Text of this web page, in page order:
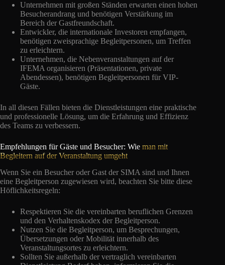
Unternehmen mit großen Ständen erwarten einen hohen
Besucherandrang und benötigen Verstärkung im
Bereich der Gastfreundschaft.
Entwickler, die internationale Investoren empfangen,
benötigen zweisprachige Begleitpersonen, um Treffen
zu erleichtern.
Unternehmen, die Nebenveranstaltungen auf der
IFEMA organisieren (Präsentationen, private
Abendessen), benötigen Begleitpersonen für VIP-
Gäste.
In all diesen Fällen bieten die Dienstleistungen eine praktische
und professionelle Lösung, um die Erfahrung und Effizienz
des Teams zu verbessern.
Empfehlungen für Gäste und Besucher: Wie man mit
Begleitern auf der Veranstaltung umgeht
Wenn Sie ein Besucher oder Gast der SIMA sind und Ihnen
eine Begleitperson zugewiesen wird, beachten Sie bitte diese
Höflichkeitsregeln:
Respektieren Sie die vereinbarten beruflichen Grenzen
und den Verhaltenskodex der Begleitperson.
Nutzen Sie die Begleitperson, um Besprechungen,
Übersetzungen oder Mobilität innerhalb des
Veranstaltungsortes zu erleichtern.
Sollten Sie außerhalb der vertraglich vereinbarten